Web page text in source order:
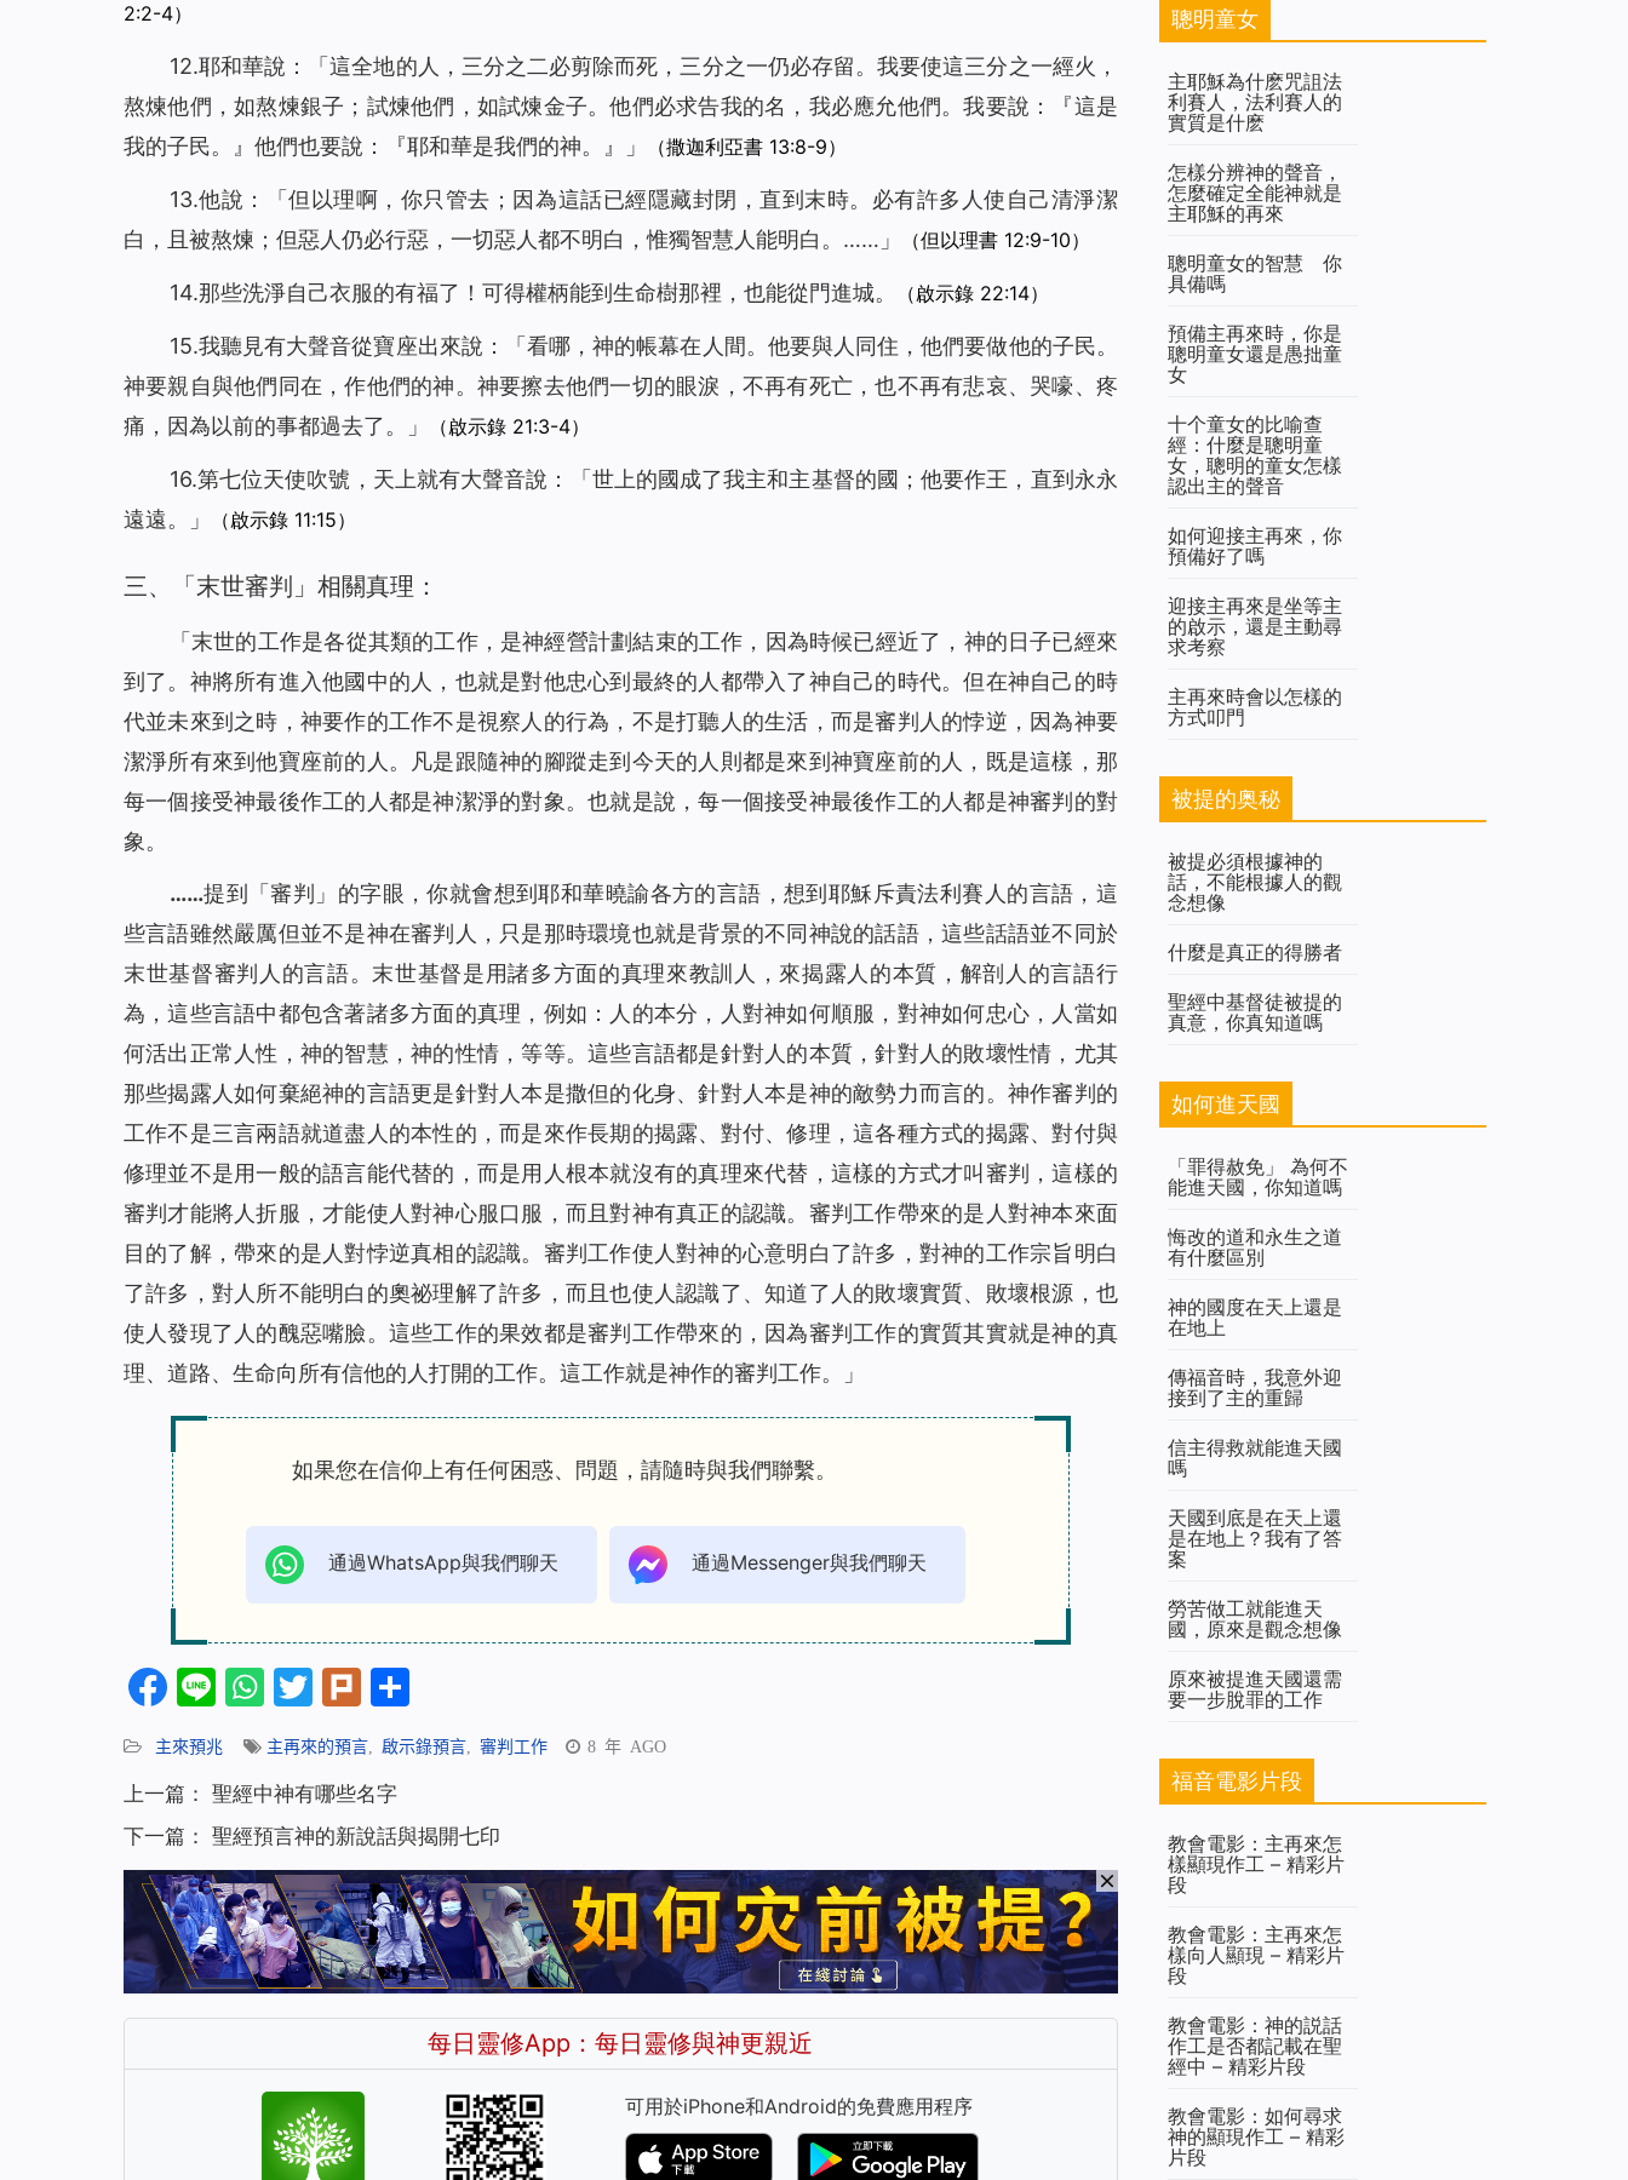
2:2-4）
12.耶和華說：「這全地的人，三分之二必剪除而死，三分之一仍必存留。我要使這三分之一經火，
熬煉他們，如熬煉銀子；試煉他們，如試煉金子。他們必求告我的名，我必應允他們。我要說：『這是
我的子民。』他們也要說：『耶和華是我們的神。』」
（撒迦利亞書 13:8-9）
13.他說：「但以理啊，你只管去；因為這話已經隱藏封閉，直到末時。必有許多人使自己清淨潔
白，且被熬煉；但惡人仍必行惡，一切惡人都不明白，惟獨智慧人能明白。……」
（但以理書 12:9-10）
14.那些洗淨自己衣服的有福了！可得權柄能到生命樹那裡，也能從門進城。 （啟示錄 22:14）
15.我聽見有大聲音從寶座出來說：「看哪，神的帳幕在人間。他要與人同住，他們要做他的子民。
神要親自與他們同在，作他們的神。神要擦去他們一切的眼淚，不再有死亡，也不再有悲哀、哭嚎、疼
痛，因為以前的事都過去了。」
（啟示錄 21:3-4）
16.第七位天使吹號，天上就有大聲音說：「世上的國成了我主和主基督的國；他要作王，直到永永
遠遠。」
（啟示錄 11:15）
三、「末世審判」相關真理：
「 末世的工作是各從其類的工作，是神經營計劃結束的工作，因為時候已經近了，神的日子已經來
到了。神將所有進入他國中的人，也就是對他忠心到最終的人都帶入了神自己的時代。但在神自己的時
代並未來到之時，神要作的工作不是視察人的行為，不是打聽人的生活，而是審判人的悖逆，因為神要
潔淨所有來到他寶座前的人。凡是跟隨神的腳蹤走到今天的人則都是來到神寶座前的人，既是這樣，那
每一個接受神最後作工的人都是神潔淨的對象。也就是說，每一個接受神最後作工的人都是神審判的對
象。
……提到「審判」的字眼，你就會想到耶和華曉諭各方的言語，想到耶穌斥責法利賽人的言語，這
些言語雖然嚴厲但並不是神在審判人，只是那時環境也就是背景的不同神說的話語，這些話語並不同於
末世基督審判人的言語。末世基督是用諸多方面的真理來教訓人，來揭露人的本質，解剖人的言語行
為，這些言語中都包含著諸多方面的真理，例如：人的本分，人對神如何順服，對神如何忠心，人當如
何活出正常人性，神的智慧，神的性情，等等。這些言語都是針對人的本質，針對人的敗壞性情，尤其
那些揭露人如何棄絕神的言語更是針對人本是撒但的化身、針對人本是神的敵勢力而言的。神作審判的
工作不是三言兩語就道盡人的本性的，而是來作長期的揭露、對付、修理，這各種方式的揭露、對付與
修理並不是用一般的語言能代替的，而是用人根本就沒有的真理來代替，這樣的方式才叫審判，這樣的
審判才能將人折服，才能使人對神心服口服，而且對神有真正的認識。審判工作帶來的是人對神本來面
目的了解，帶來的是人對悖逆真相的認識。審判工作使人對神的心意明白了許多，對神的工作宗旨明白
了許多，對人所不能明白的奧祕理解了許多，而且也使人認識了、知道了人的敗壞實質、敗壞根源，也
使人發現了人的醜惡嘴臉。這些工作的果效都是審判工作帶來的，因為審判工作的實質其實就是神的真
理、道路、生命向所有信他的人打開的工作。這工作就是神作的審判工作。
」
如果您在信仰上有任何困惑、問題，請隨時與我們聯繫。
通過WhatsApp與我們聊天 通過Messenger與我們聊天
Facebook
LineWhatsApp
Twitter
Plurk
享
主來預兆 主再來的預言 啟示錄預言 審判工作 8 年 AGO
上一篇： 聖經中神有哪些名字
下一篇： 聖經預言神的新說話與揭開七印
每日靈修App：每日靈修與神更親近
可用於iPhone和Android的免費應用程序
聰明童女
主耶穌為什麽咒詛法
利賽人，法利賽人的
實質是什麽
怎樣分辨神的聲音，
怎麼確定全能神就是
主耶穌的再來
聰明童女的智慧 你
具備嗎
預備主再來時，你是
聰明童女還是愚拙童
女
十个童女的比喻查
經：什麼是聰明童
女，聰明的童女怎樣
認出主的聲音
如何迎接主再來，你
預備好了嗎
迎接主再來是坐等主
的啟示，還是主動尋
求考察
主再來時會以怎樣的
方式叩門
被提的奥秘
被提必須根據神的
話，不能根據人的觀
念想像
什麼是真正的得勝者
聖經中基督徒被提的
真意，你真知道嗎
如何進天國
「罪得赦免」 為何不
能進天國，你知道嗎
悔改的道和永生之道
有什麼區別
神的國度在天上還是
在地上
傳福音時，我意外迎
接到了主的重歸
信主得救就能進天國
嗎
天國到底是在天上還
是在地上？我有了答
案
勞苦做工就能進天
國，原來是觀念想像
原來被提進天國還需
要一步脫罪的工作
福音電影片段
教會電影：主再來怎
樣顯現作工 – 精彩片
段
教會電影：主再來怎
樣向人顯現 – 精彩片
段
教會電影：神的説話
作工是否都記載在聖
經中 – 精彩片段
教會電影：如何尋求
神的顯現作工 – 精彩
片段